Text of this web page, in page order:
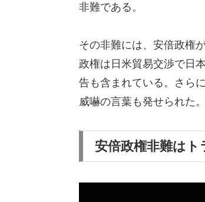
非難である。
その非難には、安倍政権
政権は日米貿易交渉で日
告も含まれている。さら
威嚇の言葉も発せられた。
安倍政権非難は